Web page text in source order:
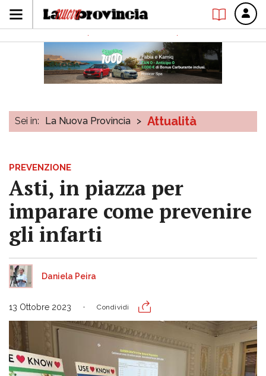
Sei in: La Nuova Provincia > Attualità
PREVENZIONE
Asti, in piazza per
imparare come prevenire
gli infarti
Daniela Peira
13 Ottobre 2023 Condividi